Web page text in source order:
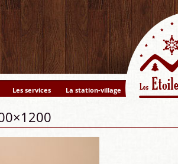
Les services La station-village